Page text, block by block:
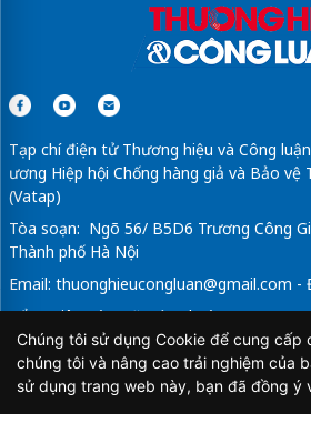
Tạp chí điện tử Thương hiệu và Công
ương Hiệp hội Chống hàng giả và Bảo vệ
(Vatap)
Tòa soạn: Ngõ 56/ B5D6 Trương Công
Thành phố Hà Nội
Email: thuonghieucongluan@gmail.com -
Tổng Biên Tập: Vũ Đức Thuận
Giấy phép hoạt động báo chí điện tử số
Thông tin và Truyền thông cấp ngày 21/
Chúng tôi sử dụng Cookie để cung cấp
chúng tôi và nâng cao trải nghiệm của
sử dụng trang web này, bạn đã đồng ý